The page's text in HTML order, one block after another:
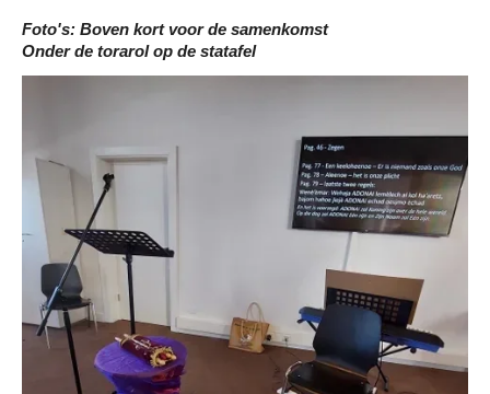
Foto's: Boven kort voor de samenkomst
Onder de torarol op de statafel